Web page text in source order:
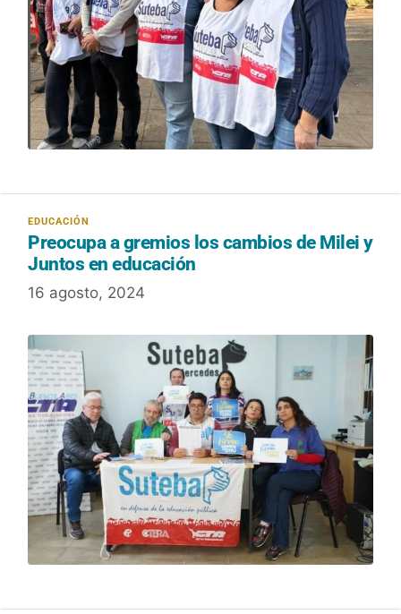
Preocupa a gremios los cambios de Milei y
Juntos en educación
16 agosto, 2024